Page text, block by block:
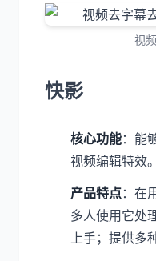
视
快影
核心功能：能
视频编辑特效。
产品特点：在
多人使用它处
上手；提供多